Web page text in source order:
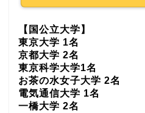
【国公立大学】
東京大学 1名
京都大学 2名
東京科学大学1名
お茶の水女子大学 2名
電気通信大学 1名
一橋大学 2名